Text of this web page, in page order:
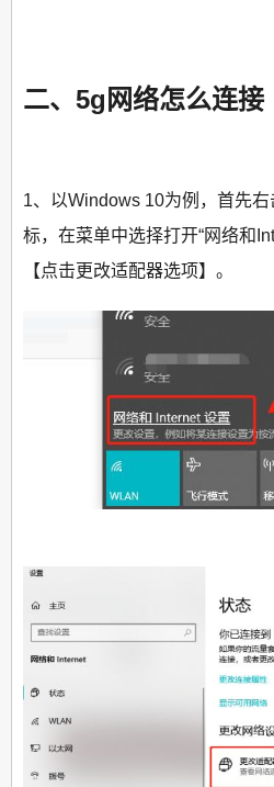
二、5g网络怎么连接
1、以Windows 10为例，首先
标，在菜单中选择打开“网络和
【点击更改适配器选项】。